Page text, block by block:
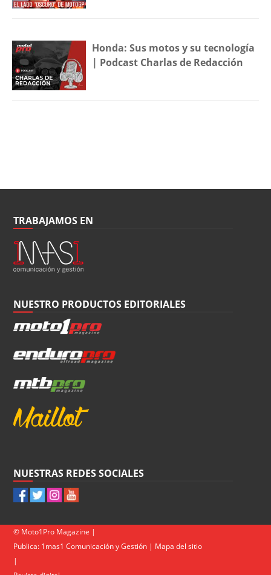
Honda: Sus motos y su tecnología
| Podcast Charlas de Redacción
TRABAJAMOS EN
NUESTRO PRODUCTOS EDITORIALES
NUESTRAS REDES SOCIALES
© Moto1Pro Magazine |
Publica: 1mas1 Comunicación y Gestión | Mapa del sitio
|